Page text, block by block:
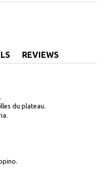
REVIEWS
du plateau.